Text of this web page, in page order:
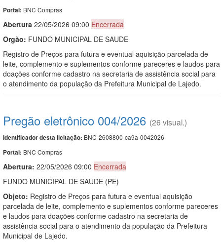
Portal: BNC Compras
Abertura 22/05/2026 09:00 Encerrada
Orgão: FUNDO MUNICIPAL DE SAUDE
Registro de Preços para futura e eventual aquisição parcelada de
leite, complemento e suplementos conforme pareceres e laudos para
doações conforme cadastro na secretaria de assistência social para
o atendimento da população da Prefeitura Municipal de Lajedo.
Pregão eletrônico 004/2026 (26 visual.)
Identificador desta licitação: BNC-2608800-ca9a-0042026
Portal: BNC Compras
Abertura: 22/05/2026 09:00 Encerrada
FUNDO MUNICIPAL DE SAUDE (PE)
Objeto: Registro de Preços para futura e eventual aquisição
parcelada de leite, complemento e suplementos conforme pareceres
e laudos para doações conforme cadastro na secretaria de
assistência social para o atendimento da população da Prefeitura
Municipal de Lajedo.